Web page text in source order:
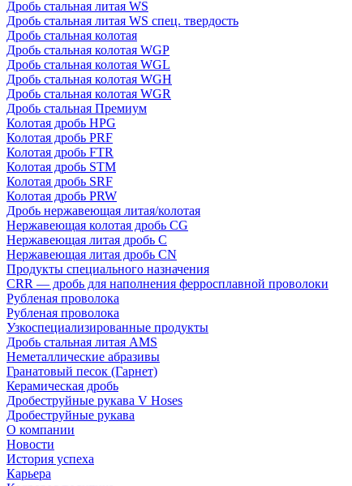
Дробь стальная литая WS
Дробь стальная литая WS спец. твердость
Дробь стальная колотая
Дробь стальная колотая WGP
Дробь стальная колотая WGL
Дробь стальная колотая WGH
Дробь стальная колотая WGR
Дробь стальная Премиум
Колотая дробь HPG
Колотая дробь PRF
Колотая дробь FTR
Колотая дробь STM
Колотая дробь SRF
Колотая дробь PRW
Дробь нержавеющая литая/колотая
Нержавеющая колотая дробь CG
Нержавеющая литая дробь C
Нержавеющая литая дробь CN
Продукты специального назначения
CRR — дробь для наполнения ферросплавной проволоки
Рубленая проволока
Рубленая проволока
Узкоспециализированные продукты
Дробь стальная литая AMS
Неметаллические абразивы
Гранатовый песок (Гарнет)
Керамическая дробь
Дробеструйные рукава V Hoses
Дробеструйные рукава
О компании
Новости
История успеха
Карьера